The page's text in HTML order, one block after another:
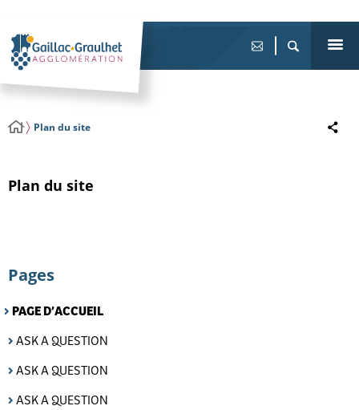
Plan du site
Plan du site
Pages
PAGE D’ACCUEIL
ASK A QUESTION
ASK A QUESTION
ASK A QUESTION